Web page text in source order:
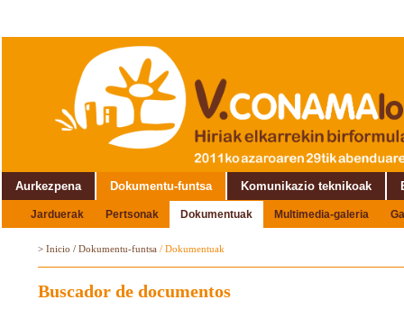
Aurkezpena Dokumentu-funtsa Komunikazio teknikoak
Jarduerak Pertsonak Dokumentuak Multimedia-galeria
Topaketaren inguruan
> Inicio / Dokumentu-funtsa / Dokumentuak
Buscador de documentos